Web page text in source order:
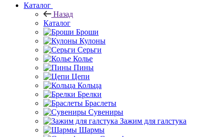
Каталог
Назад
Каталог
Броши
Кулоны
Серьги
Колье
Пины
Цепи
Кольца
Брелки
Браслеты
Сувениры
Зажим для галстука
Шармы